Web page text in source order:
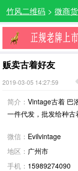
竹风二维码 > 微商
贩卖古着好友
2019-03-05 14:27:59
简介： Vintage古着 巴
一件代发，批发给种古
微信： Evilvintage
地区： 广州市
手机： 15989274090